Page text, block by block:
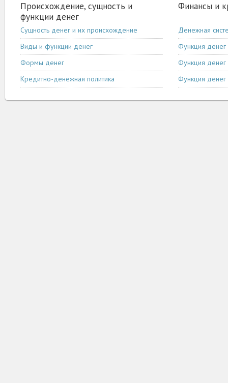
Происхождение, сущность и
функции денег
Сущность денег и их происхождение
Виды и функции денег
Формы денег
Кредитно-денежная политика
Финансы и
Денежная
Функция денег
Функция денег
Функция денег